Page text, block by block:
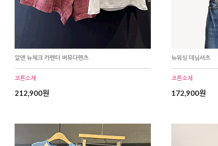
알앤 뉴체크 카펜터 버뮤다팬츠
코튼소재
212,900원
뉴워싱 데님셔츠
코튼소재
172,900원